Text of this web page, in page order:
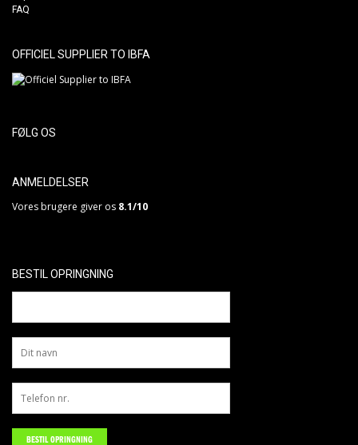
FAQ
OFFICIEL SUPPLIER TO IBFA
FØLG OS
ANMELDELSER
Vores brugere giver os 8.1/10
BESTIL OPRINGNING